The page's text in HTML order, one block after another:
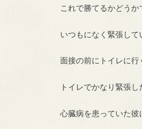
これで勝てるかどうか
いつもになく緊張して
面接の前にトイレに行
トイレでかなり緊張
心臓病を患っていた彼